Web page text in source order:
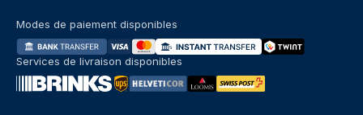
Modes de paiement disponibles
Services de livraison disponibles